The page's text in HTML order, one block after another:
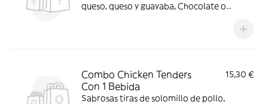
queso, queso y guayaba, Chocolate o
Combo Chicken Tenders
Con 1 Bebida
15,30 €
Sabrosas tiras de solomillo de pollo,